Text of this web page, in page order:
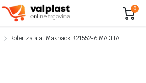
0
Kofer za alat Makpack 821552-6 MAKITA